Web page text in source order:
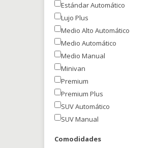
Estándar Automático
Lujo Plus
Medio Alto Automático
Medio Automático
Medio Manual
Minivan
Premium
Premium Plus
SUV Automático
SUV Manual
Comodidades